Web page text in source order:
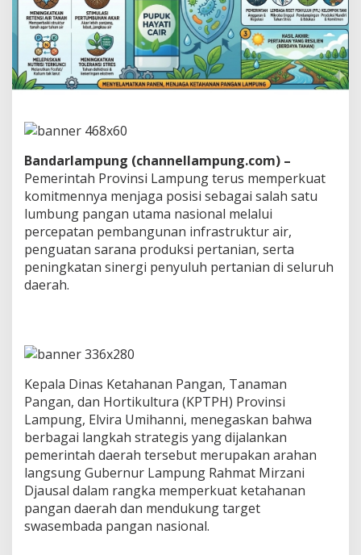
a
t
a
n
g
k
a
a
t
e
g
i
A
n
t
E
l
i
n
o
Bandarlampung (channellampung.com) –
Pemerintah Provinsi Lampung terus memperkuat
komitmennya menjaga posisi sebagai salah satu
lumbung pangan utama nasional melalui
percepatan pembangunan infrastruktur air,
penguatan sarana produksi pertanian, serta
peningkatan sinergi penyuluh pertanian di seluruh
daerah.
Kepala Dinas Ketahanan Pangan, Tanaman
Pangan, dan Hortikultura (KPTPH) Provinsi
Lampung, Elvira Umihanni, menegaskan bahwa
berbagai langkah strategis yang dijalankan
pemerintah daerah tersebut merupakan arahan
langsung Gubernur Lampung Rahmat Mirzani
Djausal dalam rangka memperkuat ketahanan
pangan daerah dan mendukung target
swasembada pangan nasional.